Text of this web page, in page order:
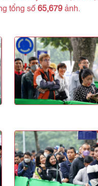
tổng số 65,679 ảnh.